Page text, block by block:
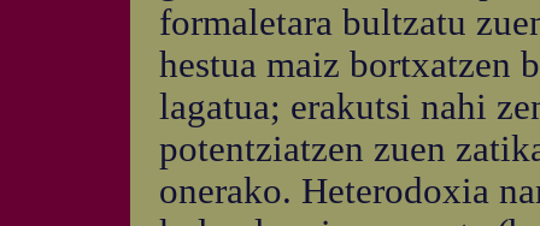
formaletara bultzatu
hestua maiz bortxatzen
lagatua; erakutsi nahi
potentziatzen zuen
onerako. Heterodoxia